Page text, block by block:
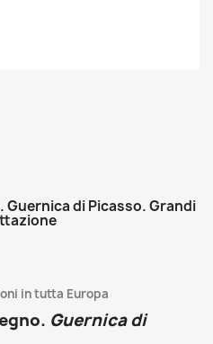
di Picasso. Grandi
in tutta Europa
Guernica di